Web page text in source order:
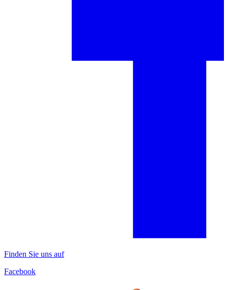
Finden Sie uns auf
Facebook